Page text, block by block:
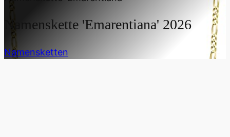
Namenskette 'Emarentiana' 2026
Namensketten